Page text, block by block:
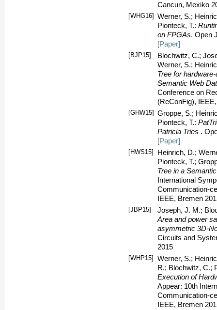
Cancun, Mexiko
[WHG16] Werner, S.;
Pionteck, T.:
on FPGAs. Open
[Paper]
[BJP15]
Blochwitz, C.;
Werner, S.;
Tree for
Semantic Web
Conference on
(ReConFig),
[GHW15] Groppe, S.;
Pionteck, T.:
Patricia Tries .
[Paper]
[HWS15]
Heinrich, D.;
Pionteck, T.;
Tree in a
International
Communication-
IEEE, Bremen
[JBP15]
Joseph, J. M.;
Area and power
asymmetric 3D-
Circuits and
2015
[WHP15]
Werner, S.;
R.; Blochwitz, C.;
Execution of
Appear: 10th
Communication-
IEEE, Bremen